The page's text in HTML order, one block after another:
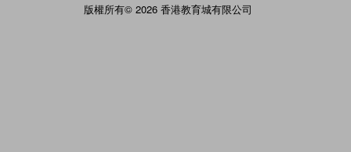
版權所有© 2026 香港教育城有限公司